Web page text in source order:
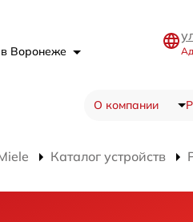
в Воронеже
О компании
Каталог устройств